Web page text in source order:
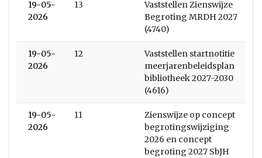
19-05-
2026
13
Vaststellen Zienswijze
Begroting MRDH 2027
(4740)
19-05-
2026
12
Vaststellen startnotitie
meerjarenbeleidsplan
bibliotheek 2027-2030
(4616)
19-05-
2026
11
Zienswijze op concept
begrotingswijziging
2026 en concept
begroting 2027 SbJH